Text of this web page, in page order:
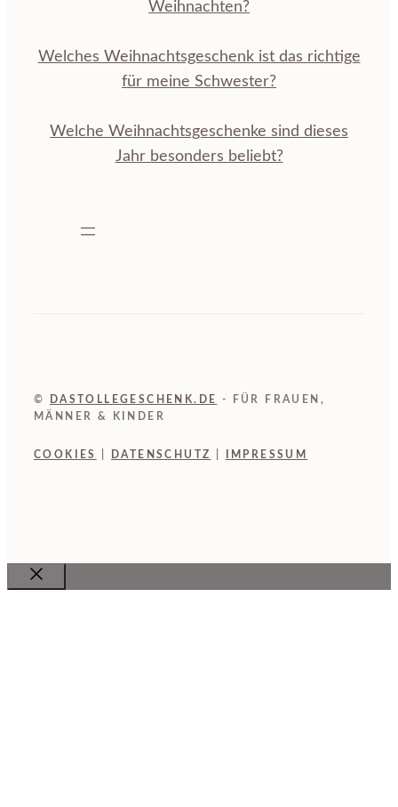
Weihnachten?
Welches Weihnachtsgeschenk ist das richtige
für meine Schwester?
Welche Weihnachtsgeschenke sind dieses
Jahr besonders beliebt?
© DASTOLLEGESCHENK.DE
- FÜR FRAUEN,
MÄNNER & KINDER
COOKIES DATENSCHUTZ IMPRESSUM